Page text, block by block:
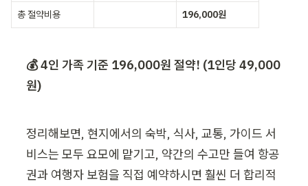
총 절약비용 196,000원
💰 4인 가족 기준 196,000원 절약! (1인당 49,000
원)
정리해보면, 현지에서의 숙박, 식사, 교통, 가이드 서
비스는 모두 요모에 맡기고, 약간의 수고만 들여 항공
권과 여행자 보험을 직접 예약하시면 훨씬 더 합리적